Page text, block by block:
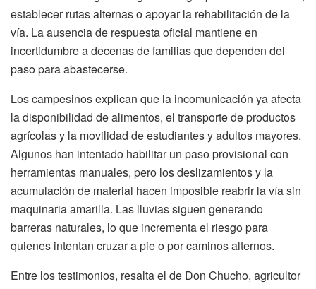
establecer rutas alternas o apoyar la rehabilitación de la
vía. La ausencia de respuesta oficial mantiene en
incertidumbre a decenas de familias que dependen del
paso para abastecerse.
Los campesinos explican que la incomunicación ya afecta
la disponibilidad de alimentos, el transporte de productos
agrícolas y la movilidad de estudiantes y adultos mayores.
Algunos han intentado habilitar un paso provisional con
herramientas manuales, pero los deslizamientos y la
acumulación de material hacen imposible reabrir la vía sin
maquinaria amarilla. Las lluvias siguen generando
barreras naturales, lo que incrementa el riesgo para
quienes intentan cruzar a pie o por caminos alternos.
Entre los testimonios, resalta el de Don Chucho, agricultor